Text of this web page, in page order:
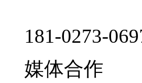
181-0273-
媒体合作